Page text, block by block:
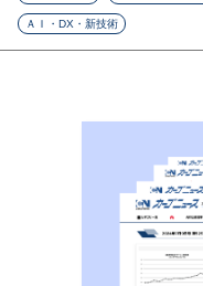
ＡＩ・DX・新技術